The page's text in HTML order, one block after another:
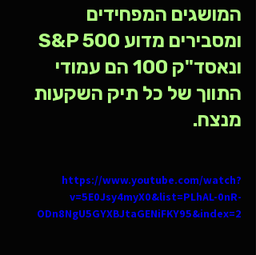
המושגים המפחידים
ונאסד"ק 100 הם עמודי
התווך של כל תיק השקעות
מנצח.
https://www.youtube.com/watch?
v=5E0Jsy4myX0&list=PLhAL-0nR-
ODn8NgU5GYXBJtaGENiFKY95&index=2